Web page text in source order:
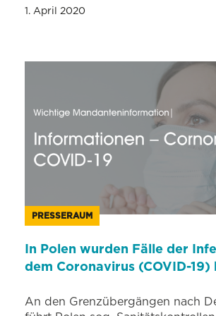
1. April 2020
PRESSERAUM
In Polen wurden Fälle der
dem Coronavirus (COVID-
An den Grenzübergängen nach